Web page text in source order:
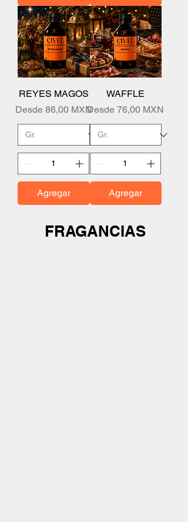
REYES MAGOS
Desde 86,00 MXN
Precio de oferta
Agregar
WAFFLE
Desde76,00 MXN
Precio de oferta
Agregar
FRAGANCIAS